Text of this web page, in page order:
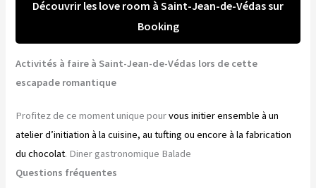
Découvrir les love room à Saint-Jean-de-Védas sur
Booking
Activités à faire à Saint-Jean-de-Védas lors de cette
escapade romantique
Profitez de ce moment unique pourvous initier ensemble à un
atelier d’initiation à la cuisine, au tufting ou encore à la fabrication
du chocolat. Diner gastronomique Balade
Questions fréquentes